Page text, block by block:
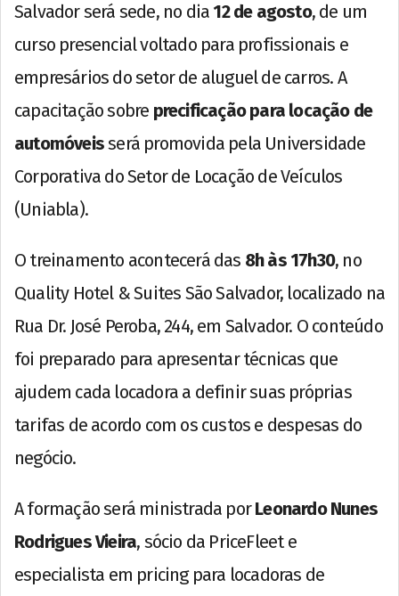
Salvador será sede, no dia 12 de agosto, de um
curso presencial voltado para profissionais e
empresários do setor de aluguel de carros. A
capacitação sobre precificação para locação de
automóveisserá promovida pela Universidade
Corporativa do Setor de Locação de Veículos
(Uniabla).
O treinamento acontecerá das 8h às 17h30, no
Quality Hotel & Suites São Salvador, localizado na
Rua Dr. José Peroba, 244, em Salvador. O conteúdo
foi preparado para apresentar técnicas que
ajudem cada locadora a definir suas próprias
tarifas de acordo com os custos e despesas do
negócio.
A formação será ministrada porLeonardo Nunes
Rodrigues Vieira, sócio da PriceFleet e
especialista em pricing para locadoras de